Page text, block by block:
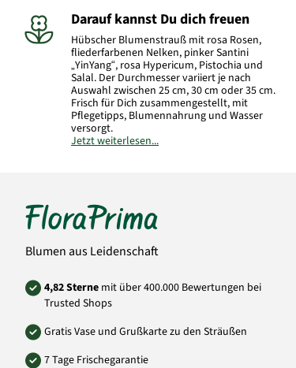
Darauf kannst Du dich freuen
Hübscher Blumenstrauß mit rosa Rosen,
fliederfarbenen Nelken, pinker Santini
„YinYang“, rosa Hypericum, Pistochia und
Salal. Der Durchmesser variiert je nach
Auswahl zwischen 25 cm, 30 cm oder 35 cm.
Frisch für Dich zusammengestellt, mit
Pflegetipps, Blumennahrung und Wasser
versorgt.
info@floraprima.de
Art.-Nr.:9646
Jetzt weiterlesen...
Blumen aus Leidenschaft
4,82 Sterne mit über 400.000 Bewertungen bei
Trusted Shops
Gratis Vase und Grußkarte zu den Sträußen
7 Tage Frischegarantie